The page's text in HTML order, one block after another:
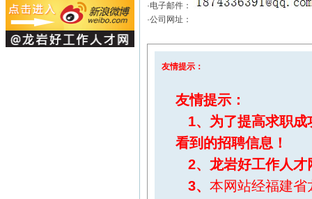
·电子邮件：
·公司网址：
友情提示：
友情提示：
1、为了提高求职成
看到的招聘信息！
2、 龙岩好工作人
3、 本网站经福建省